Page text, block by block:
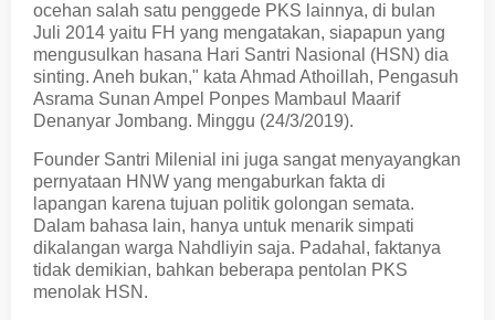
ocehan salah satu penggede PKS lainnya, di bulan
Juli 2014 yaitu FH yang mengatakan, siapapun yang
mengusulkan hasana Hari Santri Nasional (HSN) dia
sinting. Aneh bukan," kata Ahmad Athoillah, Pengasuh
Asrama Sunan Ampel Ponpes Mambaul Maarif
Denanyar Jombang. Minggu (24/3/2019).
Founder Santri Milenial ini juga sangat menyayangkan
pernyataan HNW yang mengaburkan fakta di
lapangan karena tujuan politik golongan semata.
Dalam bahasa lain, hanya untuk menarik simpati
dikalangan warga Nahdliyin saja. Padahal, faktanya
tidak demikian, bahkan beberapa pentolan PKS
menolak HSN.